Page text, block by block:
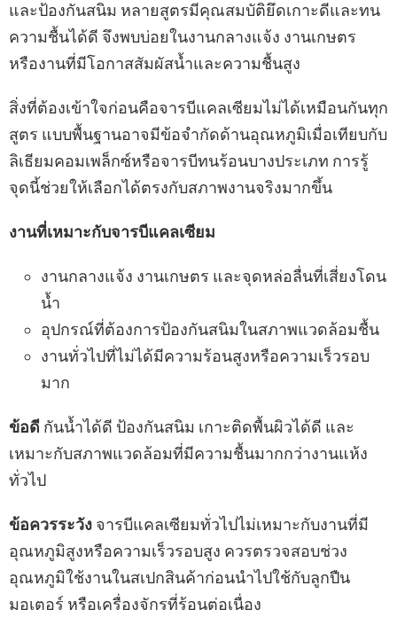
และป้องกันสนิม หลายสูตรมีคุณสมบัติยึดเกาะดีและทน
ความชื้นได้ดี จึงพบบ่อยในงานกลางแจ้ง งานเกษตร
หรืองานที่มีโอกาสสัมผัสน้ำและความชื้นสูง
สิ่งที่ต้องเข้าใจก่อนคือจารบีแคลเซียมไม่ได้เหมือนกันทุก
สูตร แบบพื้นฐานอาจมีข้อจำกัดด้านอุณหภูมิเมื่อเทียบกับ
ลิเธียมคอมเพล็กซ์หรือจารบีทนร้อนบางประเภท การรู้
จุดนี้ช่วยให้เลือกได้ตรงกับสภาพงานจริงมากขึ้น
งานที่เหมาะกับจารบีแคลเซียม
งานกลางแจ้ง งานเกษตร และจุดหล่อลื่นที่เสี่ยงโดน
น้ำ
อุปกรณ์ที่ต้องการป้องกันสนิมในสภาพแวดล้อมชื้น
งานทั่วไปที่ไม่ได้มีความร้อนสูงหรือความเร็วรอบ
มาก
ข้อดี กันน้ำได้ดี ป้องกันสนิม เกาะติดพื้นผิวได้ดี และ
เหมาะกับสภาพแวดล้อมที่มีความชื้นมากกว่างานแห้ง
ทั่วไป
ข้อควรระวัง จารบีแคลเซียมทั่วไปไม่เหมาะกับงานที่มี
อุณหภูมิสูงหรือความเร็วรอบสูง ควรตรวจสอบช่วง
อุณหภูมิใช้งานในสเปกสินค้าก่อนนำไปใช้กับลูกปืน
มอเตอร์ หรือเครื่องจักรที่ร้อนต่อเนื่อง